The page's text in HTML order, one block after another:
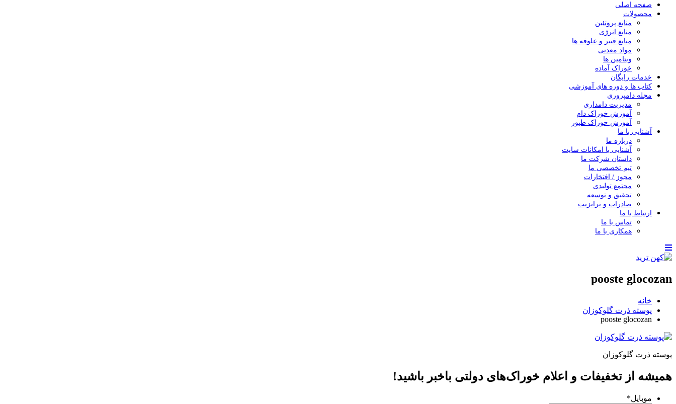
صفحه اصلی
محصولات
منابع پروتئین
منابع انرژی
منابع فیبر و علوفه‌ ها
مواد معدنی
ویتامین ها
خوراک آماده
خدمات رایگان
کتاب‌ ها و دوره های آموزشی
مجله دامپروری
مدیریت دامداری
آموزش خوراک دام
آموزش خوراک طیور
آشنایی با ما
درباره ما
آشنایی با امکانات سایت
داستان شرکت ما
تیم تخصصی ما
مجوز / افتخارات
مجتمع تولیدی
تحقیق و توسعه
صادرات و ترانزیت
ارتباط با ما
تماس با ما
همکاری با ما
pooste glocozan
خانه
پوسته ذرت گلوکوزان
pooste glocozan
پوسته ذرت گلوکوزان
همیشه از تخفیفات و اعلام خوراک‌های دولتی باخبر باشید!
موبایل*